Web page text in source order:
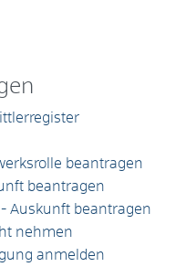
beantragen
beantragen
Auskunft beantragen
nehmen
anmelden